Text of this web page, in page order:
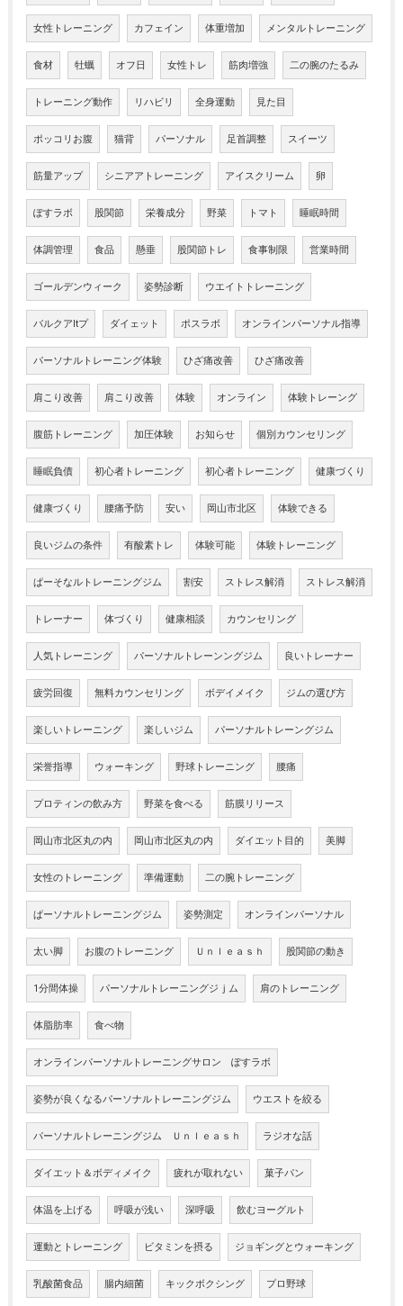
女性トレーニング カフェイン 体重増加 メンタルトレーニング
食材 牡蠣 オフ日 女性トレ 筋肉増強 二の腕のたるみ
トレーニング動作 リハビリ 全身運動 見た目
ポッコリお腹 猫背 パーソナル 足首調整 スイーツ
筋量アップ シニアアトレーニング アイスクリーム 卵
ぽすラボ 股関節 栄養成分 野菜 トマト 睡眠時間
体調管理 食品 懸垂 股関節トレ 食事制限 営業時間
ゴールデンウィーク 姿勢診断 ウエイトトレーニング
バルクアltプ ダイェット ポスラボ オンラインパーソナル指導
パーソナルトレーニング体験 ひざ痛改善 ひざ痛改善
肩こり改善 肩こり改善 体験 オンライン 体験トレーング
腹筋トレーニング 加圧体験 お知らせ 個別カウンセリング
睡眠負債 初心者トレーニング 初心者トレーニング 健康づくり
健康づくり 腰痛予防 安い 岡山市北区 体験できる
良いジムの条件 有酸素トレ 体験可能 体験トレーニング
ぱーそなルトレーニングジム 割安 ストレス解消 ストレス解消
トレーナー 体づくり 健康相談 カウンセリング
人気トレーニング パーソナルトレーンングジム 良いトレーナー
疲労回復 無料カウンセリング ボデイメイク ジムの選び方
楽しいトレーニング 楽しいジム パーソナルトレーングジム
栄誉指導 ウォーキング 野球トレーニング 腰痛
プロティンの飲み方 野菜を食べる 筋膜リリース
岡山市北区丸の内 岡山市北区丸の内 ダイエット目的 美脚
女性のトレーニング 準備運動 二の腕トレーニング
ぱーソナルトレーニングジム 姿勢測定 オンラインパーソナル
太い脚 お腹のトレーニング Ｕｎｌｅａｓｈ 股関節の動き
1分間体操 パーソナルトレーニングジｊム 肩のトレーニング
体脂肪率 食べ物
オンラインパーソナルトレーニングサロン ぽすラボ
姿勢が良くなるパーソナルトレーニングジム ウエストを絞る
パーソナルトレーニングジム Ｕｎｌｅａｓｈ ラジオな話
ダイエット＆ボディメイク 疲れが取れない 菓子パン
体温を上げる 呼吸が浅い 深呼吸 飲むヨーグルト
運動とトレーニング ビタミンを摂る ジョギングとウォーキング
乳酸菌食品 腸内細菌 キックボクシング プロ野球